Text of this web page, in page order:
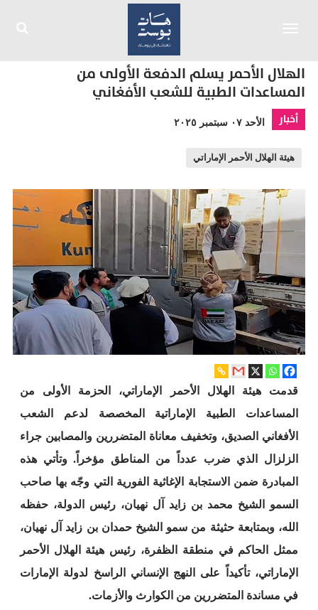
الهلال الأحمر يسلم الدفعة الأولى من
المساعدات الطبية للشعب الأفغاني
أخبار الأحد ٠٧ سبتمبر ٢٠٢٥
هيئة الهلال الأحمر الإماراتي
قدمت هيئة الهلال الأحمر الإماراتي، الحزمة الأولى من
المساعدات الطبية الإماراتية المخصصة لدعم الشعب
الأفغاني الصديق، وتخفيف معاناة المتضررين والمصابين جراء
الزلزال الذي ضرب عدداً من المناطق مؤخراً. وتأتي هذه
المبادرة ضمن الاستجابة الإغاثية الفورية التي وجّه بها صاحب
السمو الشيخ محمد بن زايد آل نهيان، رئيس الدولة، حفظه
الله، وبمتابعة حثيثة من سمو الشيخ حمدان بن زايد آل نهيان،
ممثل الحاكم في منطقة الظفرة، رئيس هيئة الهلال الأحمر
الإماراتي، تأكيداً على النهج الإنساني الراسخ لدولة الإمارات
في مساندة المتضررين من الكوارث والأزمات.